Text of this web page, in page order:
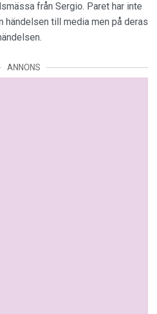
från Sergio. Paret har inte
händelsen till media men på deras
ANNONS